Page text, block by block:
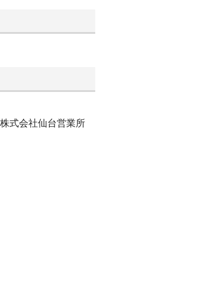
式会社仙台営業所